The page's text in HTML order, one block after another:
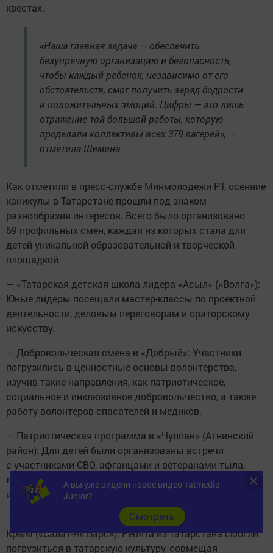
квестах.
«Наша главная задача — обеспечить
безупречную организацию и безопасность,
чтобы каждый ребенок, независимо от его
обстоятельств, смог получить заряд бодрости
и положительных эмоций. Цифры — это лишь
отражение той большой работы, которую
проделали коллективы всех 379 лагерей», —
отметила Шимина.
Как отметили в пресс-службе Минмолодежи РТ, осенние
каникулы в Татарстане прошли под знаком
разнообразия интересов. Всего было организовано
69 профильных смен, каждая из которых стала для
детей уникальной образовательной и творческой
площадкой.
— «Татарская детская школа лидера «Асыл» («Волга»):
Юные лидеры посещали мастер-классы по проектной
деятельности, деловым переговорам и ораторскому
искусству.
— Добровольческая смена в «Добрый»: Участники
погрузились в ценностные основы волонтерства,
изучив такие направления, как патриотическое,
социальное и инклюзивное добровольчество, а также
работу волонтеров-спасателей и медиков.
— Патриотическая программа в «Чулпан» (Атнинский
район): Для детей были организованы встречи
с участниками СВО, афганцами и ветеранами тыла,
литературные вечера с произведениями военных лет
и выставки музейных экспонатов.
— Творческая смена «Офык Максат» в Республике
Крым («Сэлэт-Ак Барс»): Ребята из Татарстана смогли
погрузиться в татарскую культуру, совмещая
А вы уже видели новое видео Tatmedia
Junior?
Cмотреть